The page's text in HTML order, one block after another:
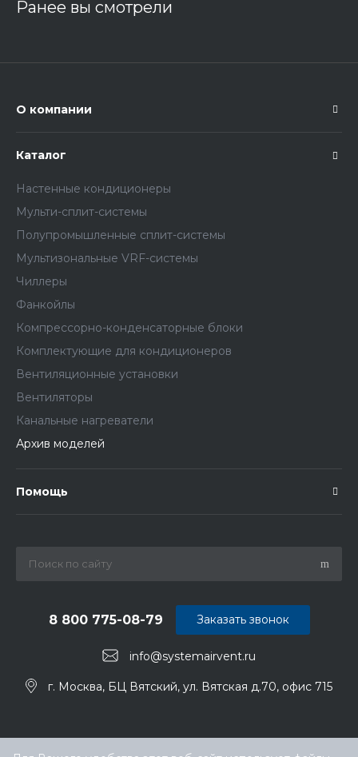
Ранее вы смотрели
О компании
Каталог
Настенные кондиционеры
Мульти-сплит-системы
Полупромышленные сплит-системы
Мультизональные VRF-системы
Чиллеры
Фанкойлы
Компрессорно-конденсаторные блоки
Комплектующие для кондиционеров
Вентиляционные установки
Вентиляторы
Канальные нагреватели
Архив моделей
Помощь
info@systemairvent.ru
8 800 775-08-79
г. Москва, БЦ Вятский, ул. Вятская д.70, офис 715
Заказать звонок